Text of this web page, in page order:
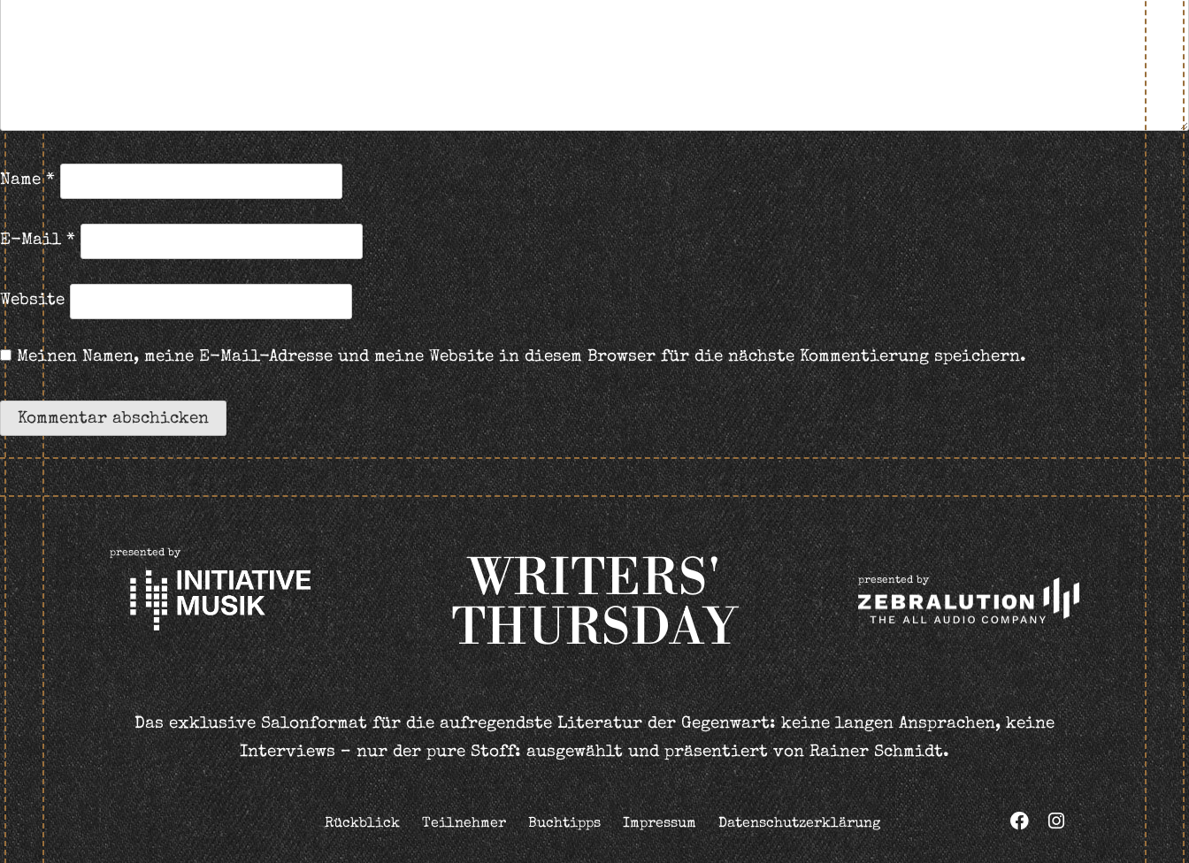
Name*
E-Mail*
Website
Meinen Namen, meine E-Mail-Adresse und meine Website in diesem Browser für die nächste Kommentierung speichern.
presented by
WRITERS'
THURSDAY
presented by
Das exklusive Salonformat für die aufregendste Literatur der Gegenwart: keine langen Ansprachen, keine
Interviews – nur der pure Stoff: ausgewählt und präsentiert von Rainer Schmidt.
Rückblick Teilnehmer Buchtipps Impressum Datenschutzerklärung